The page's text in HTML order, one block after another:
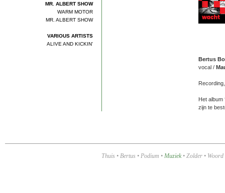
Bertus
vocal /
Het album
zijn te
Thuis • Bertus • Podium • Muziek• Zolder • Woord
MR. ALBERT SHOW
WARM MOTOR
MR. ALBERT SHOW
VARIOUS ARTISTS
ALIVE AND KICKIN'